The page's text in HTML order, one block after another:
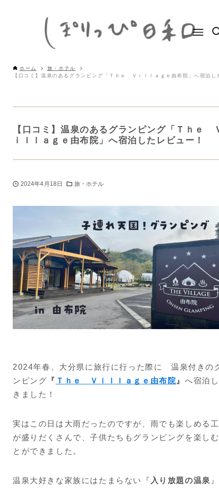
ホーム 旅・ホテル
【口コミ】温泉のあるグランピング「Ｔｈｅ
ｉｌｌａｇｅ由布院」へ宿泊したレビュー！
2024年4月18日 旅・ホテル
2024年春、大分県に旅行に行った際に 温泉付きの
ンピング 『 Ｔｈｅ Ｖｉｌｌａｇｅ由布院 』 へ宿泊
きました！
実はこの日は大雨だったのですが、雨でも楽しめる
が盛りだくさんで、子供たちもグランピングを楽し
とができました。
温泉大好きな家族にはたまらない『 入り放題の温泉